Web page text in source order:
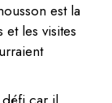
est la
les visites